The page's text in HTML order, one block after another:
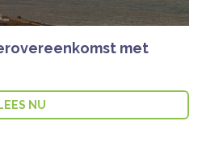
met
LEES NU